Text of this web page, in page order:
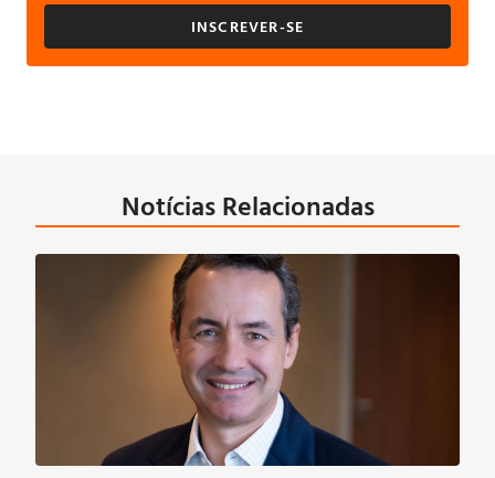
INSCREVER-SE
Notícias Relacionadas